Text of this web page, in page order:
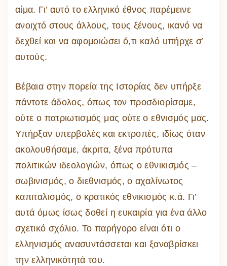
αίμα. Γι’ αυτό το ελληνικό έθνος παρέμεινε
ανοιχτό στους άλλους, τους ξένους, ικανό να
δεχθεί και να αφομοιώσει ό,τι καλό υπήρχε σ’
αυτούς.
Βέβαια στην πορεία της Ιστορίας δεν υπήρξε
πάντοτε άδολος, όπως τον προσδιορίσαμε,
ούτε ο πατριωτισμός μας ούτε ο εθνισμός μας.
Υπήρξαν υπερβολές και εκτροπές, ιδίως όταν
ακολουθήσαμε, άκριτα, ξένα πρότυπα
πολιτικών ιδεολογιών, όπως ο εθνικισμός –
σωβινισμός, ο διεθνισμός, ο αχαλίνωτος
καπιταλισμός, ο κρατικός εθνικισμός κ.ά. Γι’
αυτά όμως ίσως δοθεί η ευκαιρία για ένα άλλο
σχετικό σχόλιο. Το παρήγορο είναι ότι ο
ελληνισμός ανασυντάσσεται και ξαναβρίσκει
την ελληνικότητά του.